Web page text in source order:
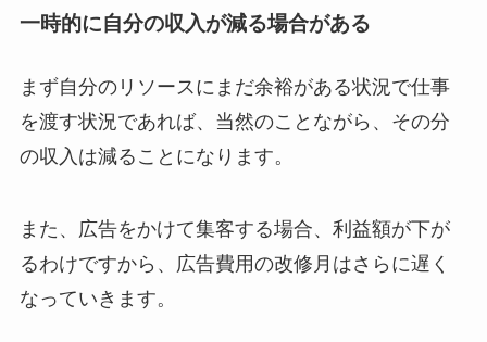
一時的に自分の収入が減る場合がある
まず自分のリソースにまだ余裕がある状況で仕事
を渡す状況であれば、当然のことながら、その分
の収入は減ることになります。
また、広告をかけて集客する場合、利益額が下が
るわけですから、広告費用の改修月はさらに遅く
なっていきます。